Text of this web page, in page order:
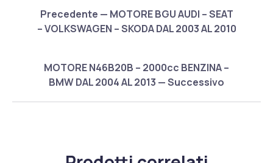
Precedente — MOTORE BGU AUDI – SEAT
– VOLKSWAGEN – SKODA DAL 2003 AL 2010
MOTORE N46B20B – 2000cc BENZINA –
BMW DAL 2004 AL 2013 — Successivo